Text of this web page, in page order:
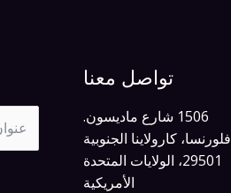
تواصل معنا
1506 شارع ماديسون.
فلورنسا، كارولاينا الجنوبية
29501، الولايات المتحدة
الأمريكية